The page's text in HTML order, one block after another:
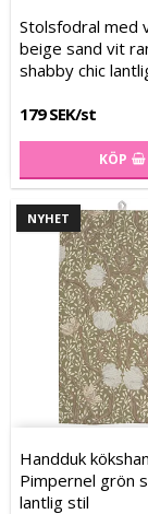
Stolsfodral med
beige sand vit
shabby chic
179 SEK/st
KÖP
NYHET
Handduk
Pimpernel grön
lantlig stil